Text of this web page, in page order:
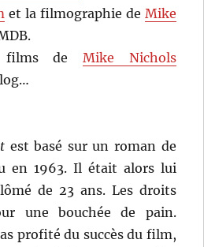
et la filmographie de Mike
films de Mike Nichols
est basé sur un roman de
en 1963. Il était alors lui
de 23 ans. Les droits
une bouchée de pain.
profité du succès du film,